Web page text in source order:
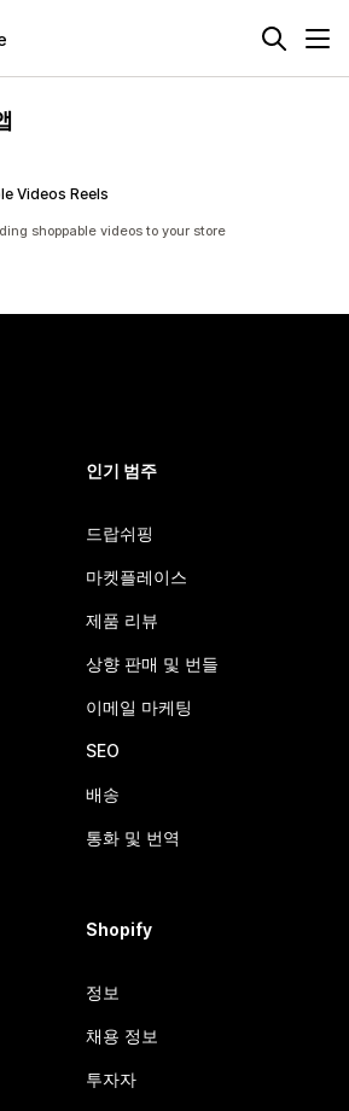
Videos Reels
shoppable videos to your store
인기 범주
드랍쉬핑
마켓플레이스
제품 리뷰
상향 판매 및 번들
이메일 마케팅
SEO
배송
통화 및 번역
Shopify
정보
채용 정보
투자자